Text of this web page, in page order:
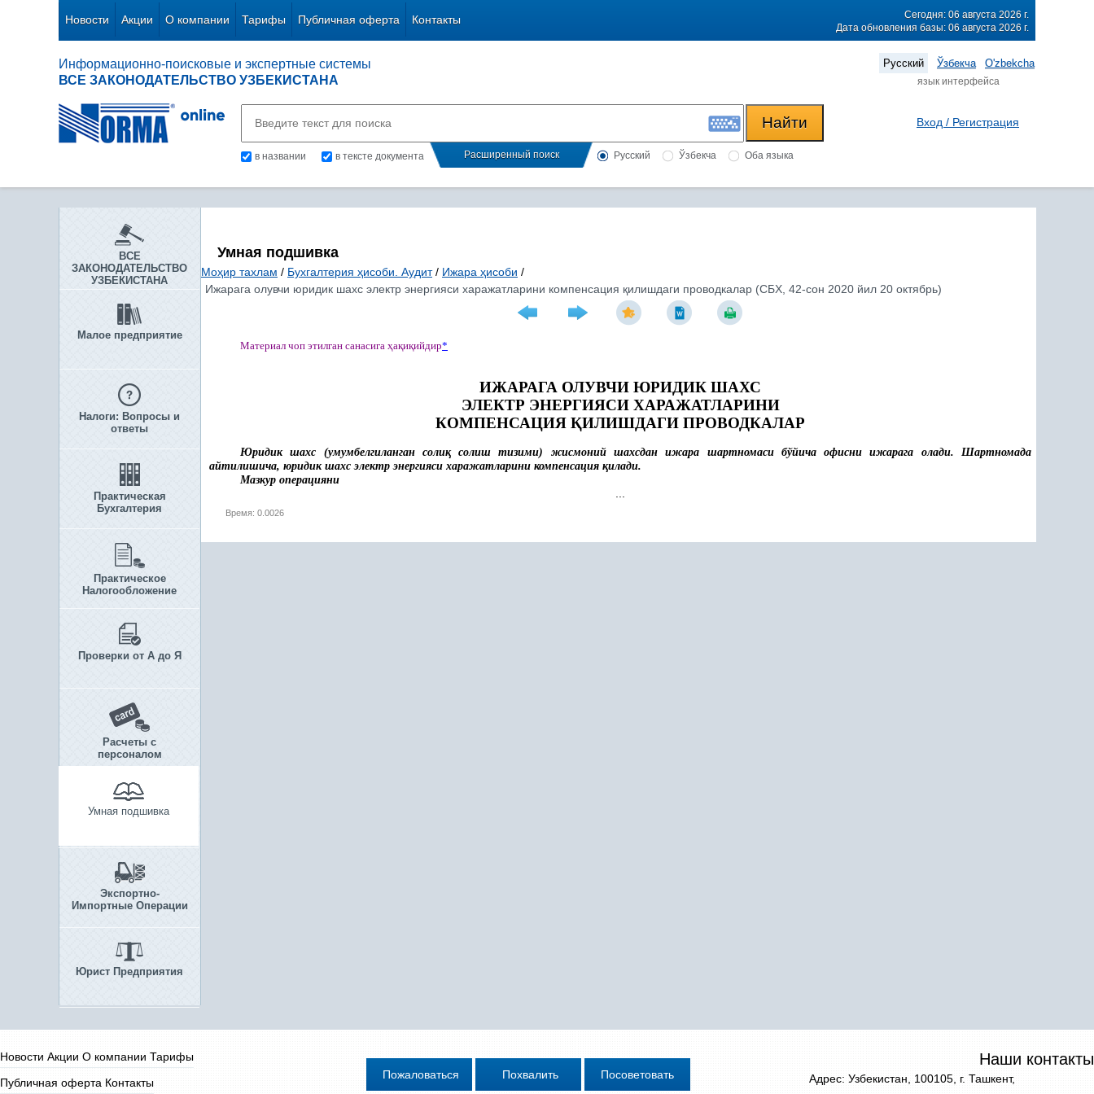
Новости Акции О компании Тарифы Публичная оферта Контакты
Сегодня: 06 августа 2026 г.
Дата обновления базы: 06 августа 2026 г.
Информационно-поисковые и экспертные системы
ВСЕ ЗАКОНОДАТЕЛЬСТВО УЗБЕКИСТАНА
Русский Ўзбекча O'zbekcha
язык интерфейса
в названии в тексте документа Расширенный поиск Русский Ўзбекча Оба языка
Вход / Регистрация
ВСЕ
ЗАКОНОДАТЕЛЬСТВО
УЗБЕКИСТАНА
Малое предприятие
Налоги: Вопросы и
ответы
Практическая
Бухгалтерия
Практическое
Налогообложение
Проверки от А до Я
Расчеты с
персоналом
Умная подшивка
Экспортно-
Импортные Операции
Юрист Предприятия
Умная подшивка
Моҳир тахлам / Бухгалтерия ҳисоби. Аудит / Ижара ҳисоби /
Ижарага олувчи юридик шахс электр энергияси харажатларини компенсация қилишдаги проводкалар (СБХ, 42-сон 2020 йил 20 октябрь)
Материал чоп этилган санасига ҳақиқийдир*
ИЖАРАГА ОЛУВЧИ ЮРИДИК ШАХС
ЭЛЕКТР ЭНЕРГИЯСИ ХАРАЖАТЛАРИНИ
КОМПЕНСАЦИЯ ҚИЛИШДАГИ ПРОВОДКАЛАР
Юридик шахс (умумбелгиланган солиқсолиш тизими) жисмоний шахсдан ижара шартномаси бўйича офисни ижарага олади. Шартномада
айтилишича, юридик шахс электр энергияси харажатларини компенсация қилади.
Мазкур операцияни
Время: 0.0026
Новости Акции О компании Тарифы
Публичная оферта Контакты
Наши контакты
Адрес: Узбекистан, 100105, г. Ташкент,